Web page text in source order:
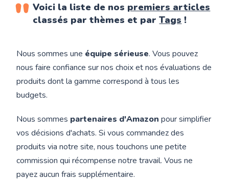
Voici la liste de nos premiers articles
classés par thèmes et parTags !
Nous sommes une équipe sérieuse. Vous pouvez
nous faire confiance sur nos choix et nos évaluations de
produits dont la gamme correspond à tous les
budgets.
Nous sommes partenaires d'Amazon pour simplifier
vos décisions d'achats. Si vous commandez des
produits via notre site, nous touchons une petite
commission qui récompense notre travail. Vous ne
payez aucun frais supplémentaire.